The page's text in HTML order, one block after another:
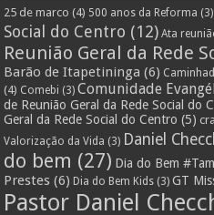
25 de marco (4) 500 anos da Reforma (3)
Social do Centro (12) Ata
Reunião Geral da Rede
Barão de Itapetininga (6)
(4) Comebi (3) Comunidade
de Reunião Geral da Rede Social do
Geral da Rede Social do Centro (5)
Valorização da Vida (3) Daniel
do bem (27) Dia do Bem
Prestes (6) Dia do Bem Kids (3) GT
Pastor Daniel